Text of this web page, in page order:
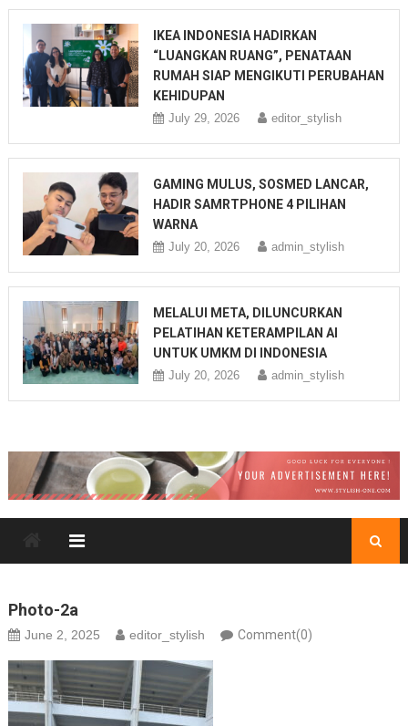
IKEA INDONESIA HADIRKAN
“LUANGKAN RUANG”, PENATAAN
RUMAH SIAP MENGIKUTI PERUBAHAN
KEHIDUPAN
July 29, 2026 editor_stylish
GAMING MULUS, SOSMED LANCAR,
HADIR SAMRTPHONE 4 PILIHAN
WARNA
July 20, 2026 admin_stylish
MELALUI META, DILUNCURKAN
PELATIHAN KETERAMPILAN AI
UNTUK UMKM DI INDONESIA
July 20, 2026 admin_stylish
Photo-2a
June 2, 2025 editor_stylish Comment(0)